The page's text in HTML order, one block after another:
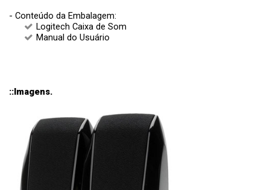
- Conteúdo da Embalagem:
Logitech Caixa de Som
Manual do Usuário
::Imagens.